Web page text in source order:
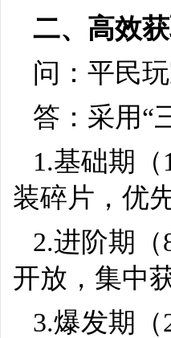
二、高效
问：平民
答：采用“
1.基础期
装碎片，优
2.进阶期
开放，集中
3.爆发期